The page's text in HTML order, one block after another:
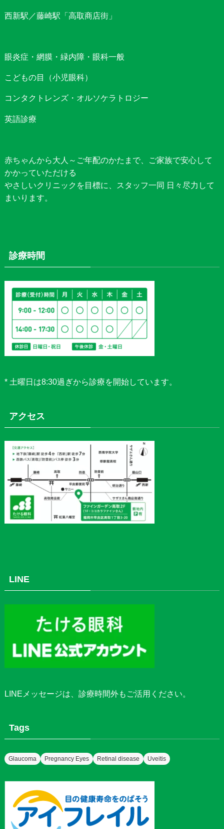
西新駅／藤崎駅「高取商店街」
眼炎症・網膜・緑内障・眼科一般
こどもの目（小児眼科）
コンタクトレンズ・オルソケラトロジー
英語診療
赤ちゃんから大人～ご年配のかたまで、ご家族で安心して
かかっていただける
やさしいクリニックを目標に、スタッフ一同 日々尽力して
まいります。
診療時間
* 土曜日は8:30過ぎから診療を開始しています。
アクセス
LINE
LINEメッセージは、診療時間外もご活用ください。
Tags
Glaucoma Pregnancy Eyes Retinal disease Uveitis